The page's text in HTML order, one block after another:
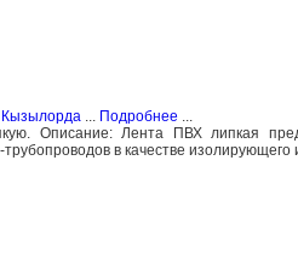
Кызылорда... Подробнее ...
Описание: Лента ПВХ липкая
в качестве изолирующего